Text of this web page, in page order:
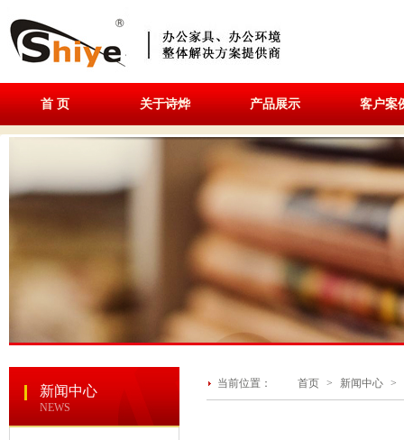
首 页 关于诗烨 产品展示 客户案
新闻中心
NEWS
当前位置： 首页 > 新闻中心 >